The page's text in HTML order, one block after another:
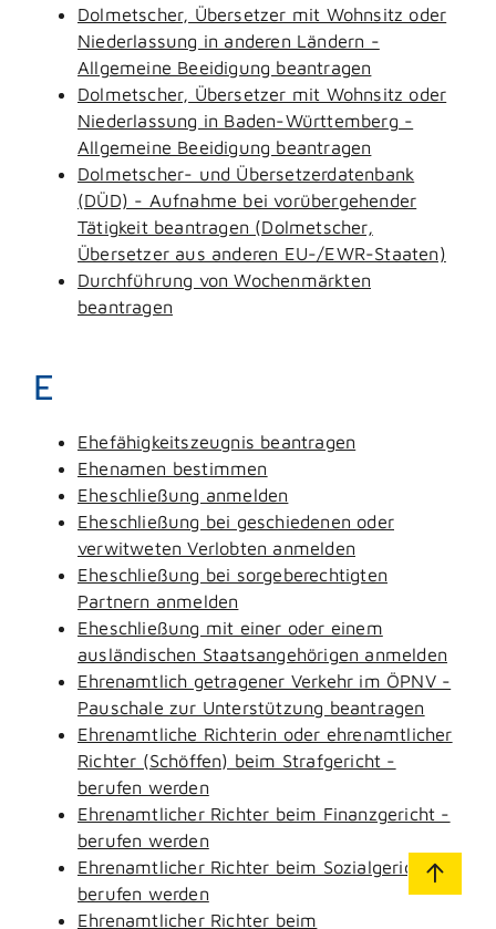
Dolmetscher, Übersetzer mit Wohnsitz oder
Niederlassung in anderen Ländern -
Allgemeine Beeidigung beantragen
Dolmetscher, Übersetzer mit Wohnsitz oder
Niederlassung in Baden-Württemberg -
Allgemeine Beeidigung beantragen
Dolmetscher- und Übersetzerdatenbank
(DÜD) - Aufnahme bei vorübergehender
Tätigkeit beantragen (Dolmetscher,
Übersetzer aus anderen EU-/EWR-Staaten)
Durchführung von Wochenmärkten
beantragen
E
Ehefähigkeitszeugnis beantragen
Ehenamen bestimmen
Eheschließung anmelden
Eheschließung bei geschiedenen oder
verwitweten Verlobten anmelden
Eheschließung bei sorgeberechtigten
Partnern anmelden
Eheschließung mit einer oder einem
ausländischen Staatsangehörigen anmelden
Ehrenamtlich getragener Verkehr im ÖPNV -
Pauschale zur Unterstützung beantragen
Ehrenamtliche Richterin oder ehrenamtlicher
Richter (Schöffen) beim Strafgericht -
berufen werden
Ehrenamtlicher Richter beim Finanzgericht -
berufen werden
Ehrenamtlicher Richter beim Sozialgericht -
berufen werden
Ehrenamtlicher Richter beim